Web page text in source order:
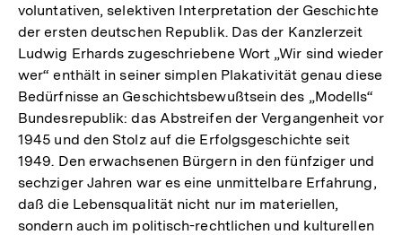
voluntativen, selektiven Interpretation der Geschichte
der ersten deutschen Republik. Das der Kanzlerzeit
Ludwig Erhards zugeschriebene Wort „Wir sind wieder
wer“ enthält in seiner simplen Plakativität genau diese
Bedürfnisse an Geschichtsbewußtsein des „Modells“
Bundesrepublik: das Abstreifen der Vergangenheit vor
1945 und den Stolz auf die Erfolgsgeschichte seit
1949. Den erwachsenen Bürgern in den fünfziger und
sechziger Jahren war es eine unmittelbare Erfahrung,
daß die Lebensqualität nicht nur im materiellen,
sondern auch im politisch-rechtlichen und kulturellen